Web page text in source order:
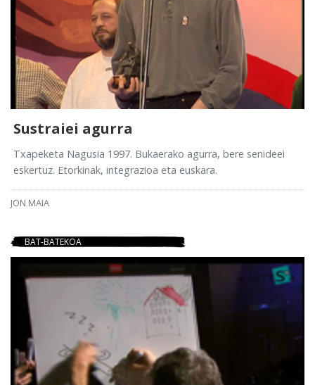
Sustraiei agurra
Txapeketa Nagusia 1997. Bukaerako agurra, bere senideei
eskertuz. Etorkinak, integrazioa eta euskara.
JON MAIA
BAT-BATEKOA